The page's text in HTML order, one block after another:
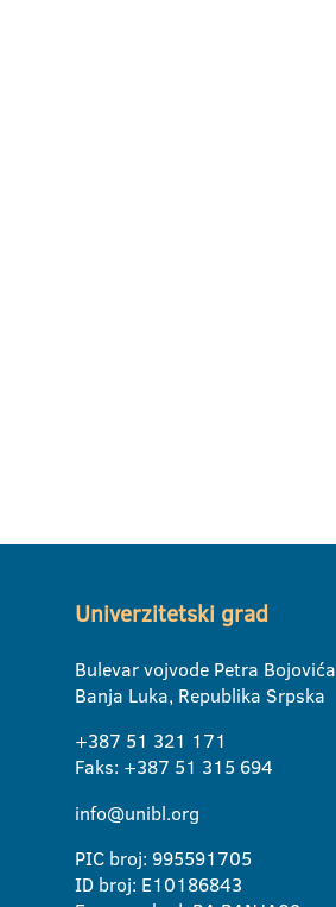
Univerzitetski grad
Bulevar vojvode Petra Bojovića
Banja Luka, Republika Srpska
+387 51 321 171
Faks: +387 51 315 694
info@unibl.org
PIC broj: 995591705
ID broj: E10186843